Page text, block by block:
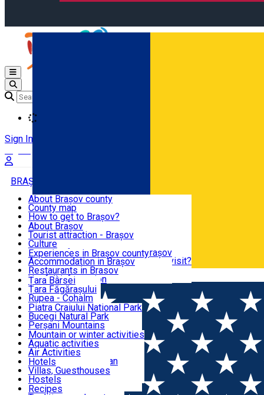
Română
Open main menu
Sign In
BRAȘOV COUNTY
BRAȘOV
EXPERIENCES
DESTINATIONS
NATURE
ACTIVE TOURISM
ACCOMMODATION
CULTURAL HERITAGE
About Brașov county
County map
How to get to Brașov?
Tourist Information Centers
Tourist Guides
Brașov Tourism Recommendations
Historical tourist attractions
What would a local recommend to visit?
Tourism news Brașov
Restaurants
About Brașov
Tourist attraction - Brașov
Culture
Tourist Information Center - Brașov
Accommodation in Brașov
Restaurants in Brasov
Usefull information
Experiences in Brașov county
Țara Bârsei
Țara Făgărașului
Rupea - Cohalm
ECO Destinations
Piatra Craiului National Park
Bucegi Natural Park
Perșani Mountains
Făgăraș Mountains
Postăvarul Peak
Măgura Codlei
Ciucaș Mountains
Protected areas
Other natural attractions
Speoturism
Mountain or winter activities
Aquatic activities
Air Activities
Adventure, Equestrian
Cycling, Running
Other activities
Hotels
Villas, Guesthouses
Hostels
Cottages
Recipes